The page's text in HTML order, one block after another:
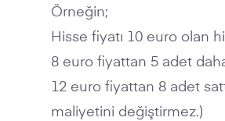
Örneğin;
Hisse fiyatı 10 euro olan
8 euro fiyattan 5 adet
12 euro fiyattan 8 adet
maliyetini değiştirmez.)